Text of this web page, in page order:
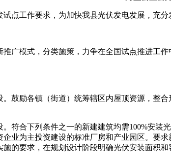
点工作要求，为加快我县光伏发电发展，充
广模式，分类施策，力争在全国试点推进工
。鼓励各镇（街道）统筹辖区内屋顶资源，整
。符合下列条件之一的新建建筑均需100%安
业为主投资建设的标准厂房和产业园区。要
的要求，在规划设计阶段明确光伏安装面积